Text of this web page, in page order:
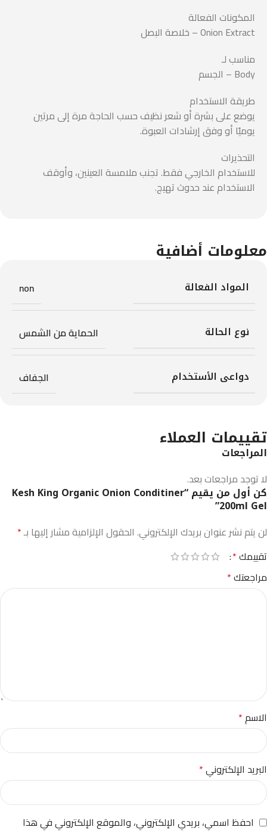
المكونات الفعالة
Onion Extract – خلاصة البصل
مناسب لـ
Body – الجسم
طريقة الاستخدام
يوضع على بشرة أو شعر نظيف حسب الحاجة مرة إلى مرتين
يوميًا أو وفق إرشادات العبوة.
التحذيرات
للاستخدام الخارجي فقط. تجنب ملامسة العينين، وأوقف
الاستخدام عند حدوث تهيج.
معلومات أضافية
المواد الفعالة non
نوع الحالة الحماية من الشمس
دواعى الأستخدام الجفاف
تقييمات العملاء
المراجعات
لا توجد مراجعات بعد.
كن أول من يقيم “Kesh King Organic Onion Conditiner
200ml Gel”
لن يتم نشر عنوان بريدك الإلكتروني. الحقول الإلزامية مشار إليها بـ*
تقييمك*
مراجعتك*
الاسم*
البريد الإلكتروني*
احفظ اسمي، بريدي الإلكتروني، والموقع الإلكتروني في هذا